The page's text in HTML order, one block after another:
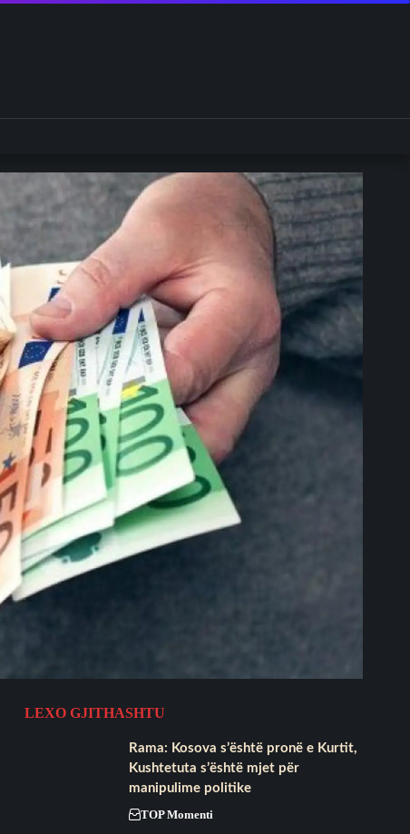
LEXO GJITHASHTU
​Rama: Kosova s’është pronë e Kurtit,
Kushtetuta s’është mjet për
manipulime politike
TOP Momenti